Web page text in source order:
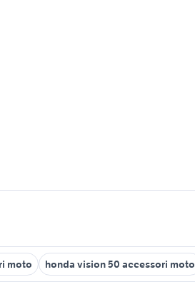
moto honda vision 50 accessori moto